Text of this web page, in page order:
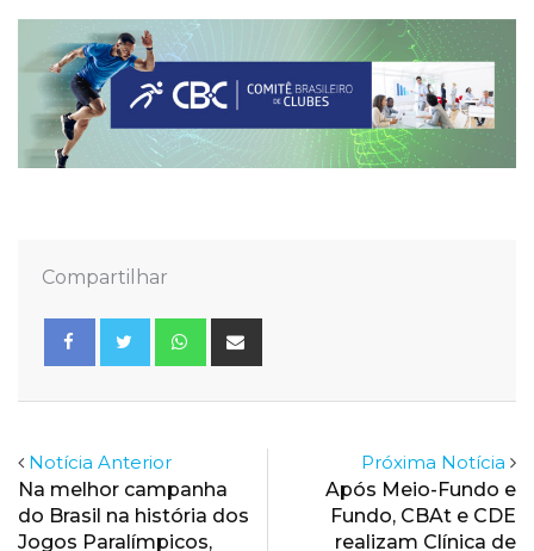
Compartilhar
Whatsapp
Notícia Anterior
Na melhor campanha
do Brasil na história dos
Jogos Paralímpicos,
Próxima Notícia
Após Meio-Fundo e
Fundo, CBAt e CDE
realizam Clínica de